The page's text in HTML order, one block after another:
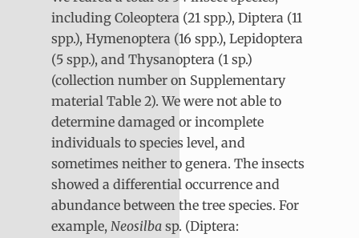
including Coleoptera (21 spp.), Diptera (11
spp.), Hymenoptera (16 spp.), Lepidoptera
(5 spp.), and Thysanoptera (1 sp.)
(collection number on Supplementary
material Table 2). We were not able to
determine damaged or incomplete
individuals to species level, and
sometimes neither to genera. The insects
showed a differential occurrence and
abundance between the tree species. For
example, Neosilba sp. (Diptera: